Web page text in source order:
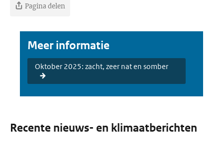
Pagina delen
Meer informatie
Oktober 2025: zacht, zeer nat en somber
Recente nieuws- en klimaatberichten